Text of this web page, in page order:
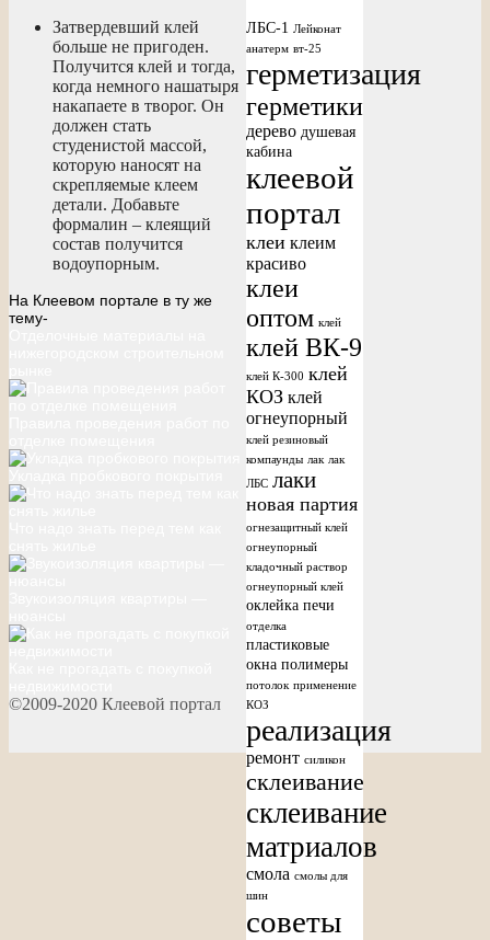
ЛБС-1
Лейконат
анатерм вт-25
герметизация
герметики
дерево душевая
кабина
клеевой
портал
клеи клеим
красиво
клеи
оптом клей
клей ВК-9
клей К-300 клей
КОЗ клей
огнеупорный
клей резиновый
компаунды лак лак
ЛБС лаки
новая партия
огнезащитный клей
огнеупорный
кладочный раствор
огнеупорный клей
оклейка печи
отделка
пластиковые
окна полимеры
потолок применение
КОЗ
реализация
ремонт силикон
склеивание
склеивание
матриалов
смола смолы для
шин
советы
Затвердевший клей
больше не пригоден.
Получится клей и тогда,
когда немного нашатыря
накапаете в творог. Он
должен стать
студенистой массой,
которую наносят на
скрепляемые клеем
детали. Добавьте
формалин – клеящий
состав получится
водоупорным.
На Клеевом портале в ту же
тему-
©2009-2020 Клеевой портал